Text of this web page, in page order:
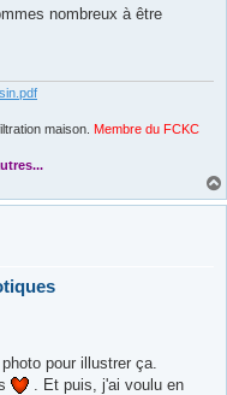
nombreux à être
maison. Membre du FCKC
pour illustrer ça.
. Et puis, j'ai voulu en